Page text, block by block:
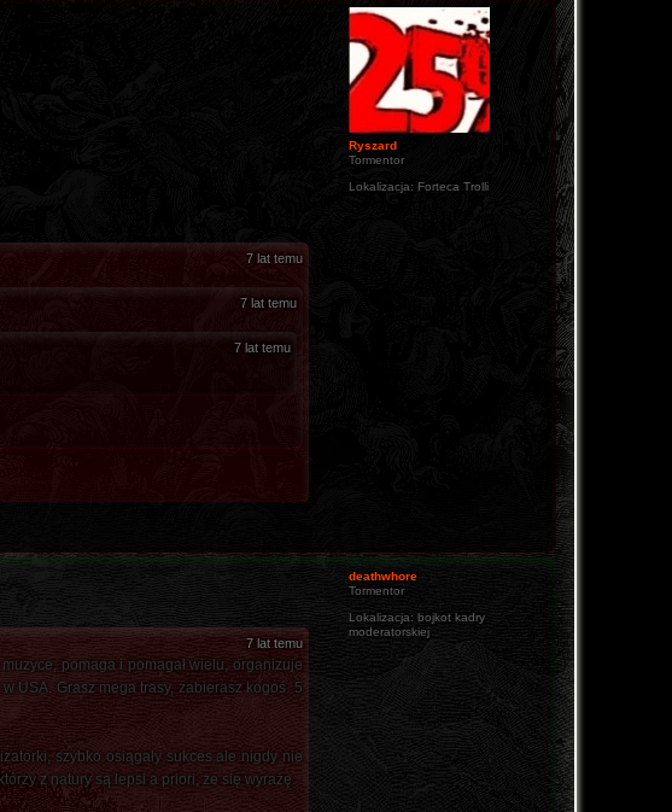
Ryszard
Tormentor
Lokalizacja: Forteca Trolli
7 lat temu
7 lat temu
7 lat temu
deathwhore
Tormentor
Lokalizacja: bojkot kadry
moderatorskiej
7 lat temu
pomaga i pomagał wielu, organizuje
USA. Grasz mega trasy, zabierasz kogoś. 5
szybko osiągały sukces ale nigdy nie
z natury są lepsi a priori, że się wyrażę.